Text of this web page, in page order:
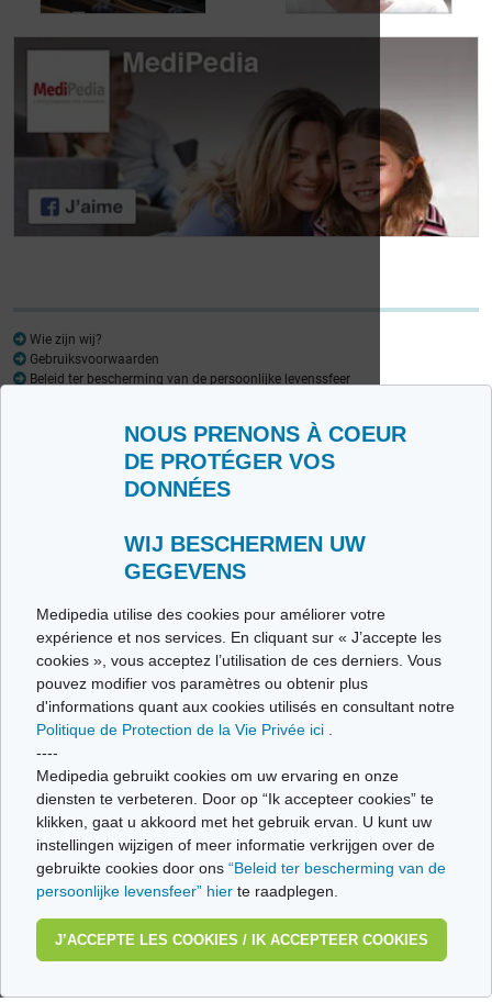
NOUS PRENONS À COEUR
DE PROTÉGER VOS
DONNÉES
WIJ BESCHERMEN UW
GEGEVENS
Medipedia utilise des cookies pour améliorer votre
expérience et nos services. En cliquant sur « J’accepte les
cookies », vous acceptez l’utilisation de ces derniers. Vous
pouvez modifier vos paramètres ou obtenir plus
d'informations quant aux cookies utilisés en consultant notre
Politique de Protection de la Vie Privée ici
----
Medipedia gebruikt cookies om uw ervaring en onze
diensten te verbeteren. Door op “Ik accepteer cookies” te
klikken, gaat u akkoord met het gebruik ervan. U kunt uw
instellingen wijzigen of meer informatie verkrijgen over de
gebruikte cookies door ons “Beleid ter bescherming van de
persoonlijke levensfeer” hier te raadplegen.
J’ACCEPTE LES COOKIES / IK ACCEPTEER COOKIES
Dag van de
Lymfoompatiënten:
Mariangela Fiorente,
ALWB
Lymfoompatiënten:
Prof. Virginie De
Wilde
Wie zijn wij?
Gebruiksvoorwaarden
Beleid ter bescherming van de persoonlijke levenssfeer
Ce site respecte les principes de la charte HON Code.
© Vivio sa, 2014-2026 - Tous droits réservés | Avenue Gustave Demeylaan 57 -
1160 Brussels